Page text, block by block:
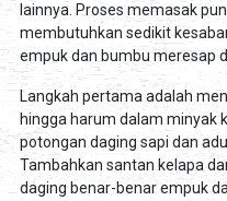
lainnya. Proses memasak
membutuhkan sedikit
empuk dan bumbu meresap
Langkah pertama adalah
hingga harum dalam minyak
potongan daging sapi dan
Tambahkan santan kelapa
daging benar-benar empuk